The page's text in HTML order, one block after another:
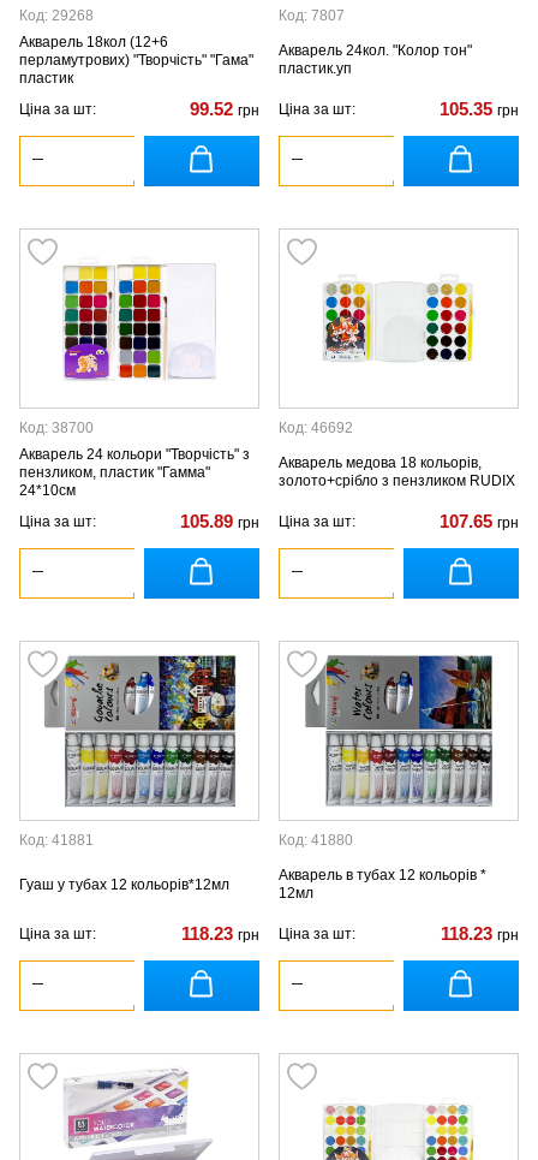
Код: 29268
Акварель 18кол (12+6
перламутрових) "Творчість" "Гама"
пластик
Ціна за шт:
99.52 грн
Код: 7807
Акварель 24кол. "Колор тон"
пластик.уп
Ціна за шт: 105.35 грн
Код: 38700
Акварель 24 кольори "Творчість" з
пензликом, пластик "Гамма"
24*10см
Ціна за шт:
105.89 грн
Код: 46692
Акварель медова 18 кольорів,
золото+срібло з пензликом RUDIX
Ціна за шт: 107.65 грн
Код: 41881
Гуаш у тубах 12 кольорів*12мл
Ціна за шт: 118.23 грн
Код: 41880
Акварель в тубах 12 кольорів *
12мл
Ціна за шт: 118.23 грн